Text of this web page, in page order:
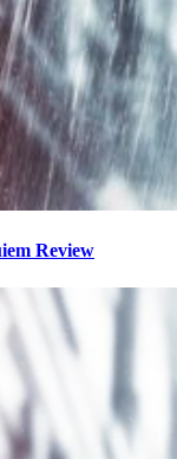
Review